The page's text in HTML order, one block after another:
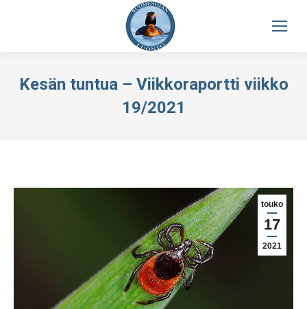
Kesän tuntua – Viikkoraportti viikko
19/2021
touko
17
2021